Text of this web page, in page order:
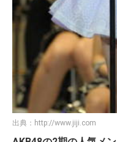
出典： http://www.jiji.com